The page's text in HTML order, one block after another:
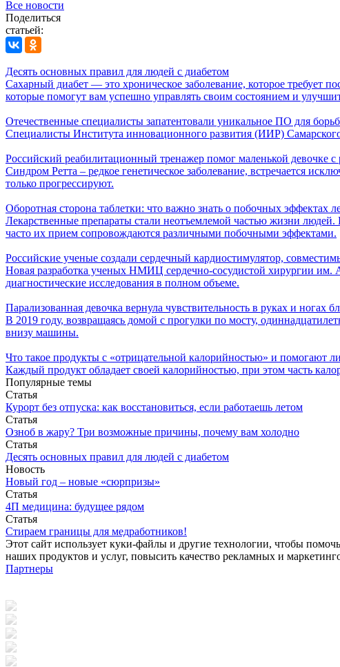
Все новости
Поделиться
статьей:
Десять основных правил для людей с диабетом
Сахарный диабет — это хроническое заболевание, которое требует
которые помогут вам успешно управлять своим состоянием и
Отечественные специалисты запатентовали уникальное ПО для
Специалисты Института инновационного развития (ИИР)
Российский реабилитационный тренажер помог маленькой девочке
Синдром Ретта – редкое генетическое заболевание, встречается
только прогрессируют.
Оборотная сторона таблетки: что важно знать о побочных эффектах
Лекарственные препараты стали неотъемлемой частью жизни
часто их прием сопровождаются различными побочными эффектами.
Российские ученые создали сердечный кардиостимулятор,
Новая разработка ученых НМИЦ сердечно-сосудистой хирургии
диагностические исследования в полном объеме.
Парализованная девочка вернула чувствительность в руках и
В 2019 году, возвращаясь домой с прогулки по мосту,
внизу машины.
Что такое продукты с «отрицательной калорийностью» и помогают
Каждый продукт обладает своей калорийностью, при этом часть
Популярные темы
Статья
Курорт без отпуска: как восстановиться, если работаешь летом
Статья
Озноб в жару? Три возможные причины, почему вам холодно
Статья
Десять основных правил для людей с диабетом
Новость
Новый год – новые «сюрпризы»
Статья
4П медицина: будущее рядом
Статья
Стираем границы для медработников!
Этот сайт использует куки-файлы и другие технологии, чтобы
наших продуктов и услуг, повысить качество рекламных и
Партнеры